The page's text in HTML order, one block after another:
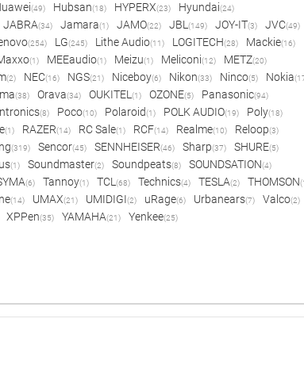
(49) Hubsan(18) HYPERX(23) Hyundai(24)
JABRA(34) Jamara(1) JAMO(22) JBL(149) JOY-IT(3) JVC(49)
(254) LG(245) Lithe Audio(11) LOGITECH(28) Mackie(16)
(1) MEEaudio(1) Meizu(1) Meliconi(12) METZ(20)
(2) NEC(16) NGS(21) Niceboy(6) Nikon(33) Ninco(5) Nokia
(38) Orava(34) OUKITEL(1) OZONE(5) Panasonic(94)
(8) Poco(10) Polaroid(1) POLK AUDIO(19) Poly(18)
(1) RAZER(14) RC Sale(1) RCF(14) Realme(10) Reloop(3)
(319) Sencor(45) SENNHEISER(46) Sharp(37) SHURE(5)
(1) Soundmaster(2) Soundpeats(8) SOUNDSATION(4)
(6) Tannoy(1) TCL(68) Technics(4) TESLA(2) THOMSON
(14) UMAX(21) UMIDIGI(2) uRage(6) Urbanears(7) Valco(2)
XPPen(35) YAMAHA(21) Yenkee(25)